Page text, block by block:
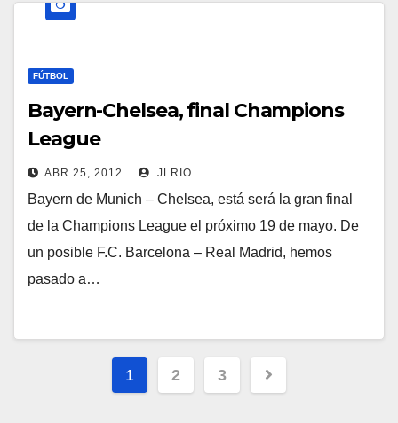
FÚTBOL
Bayern-Chelsea, final Champions
League
ABR 25, 2012 JLRIO
Bayern de Munich – Chelsea, está será la gran final
de la Champions League el próximo 19 de mayo. De
un posible F.C. Barcelona – Real Madrid, hemos
pasado a…
Navegación
1 2 3